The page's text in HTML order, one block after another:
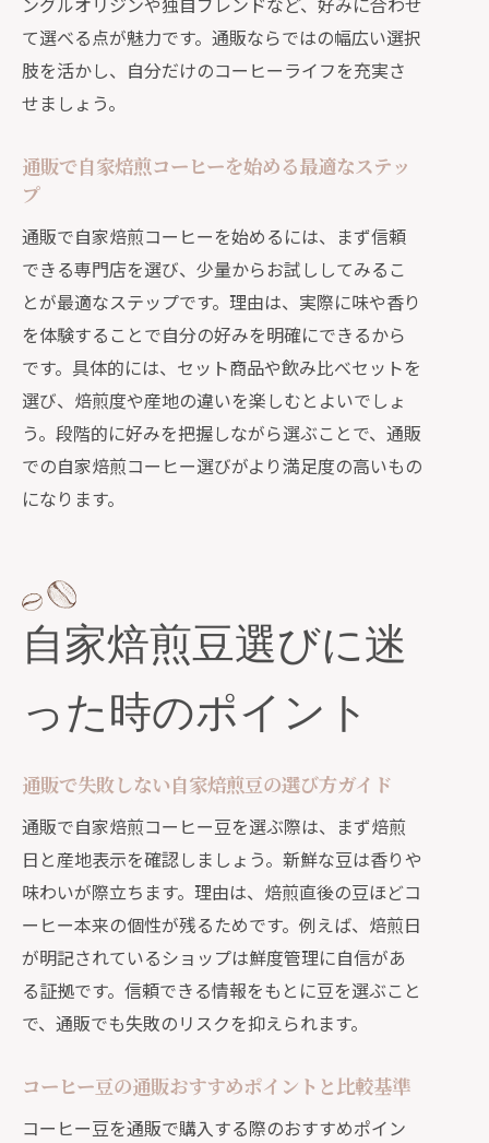
立するコツ
通販ランキングを活用したお得な選択
術
める方法
通販で実現する自分好みのコーヒータ
イム
自家焙煎豆通販で体感する新しい味の
発見
通販おすすめの選び方で理想の一杯を
実現
コーヒー豆専門店通販ならではの満足
体験
口コミやランキング活用で理想のコー
口コミから学ぶ自家焙煎コーヒーの選び方
通販の口コミで自家焙煎コーヒーを賢
く選ぶ方法
極め方
ランキングや評判を活用した通販選び
のコツ
通販で失敗しないための口コミ活用ポ
イント
自家焙煎コーヒー通販のリアルな評価
を知る
通販口コミで話題のコーヒー豆を試す
自宅で始まる通販自家焙煎コーヒー生活
て選べる点が魅力です。通販ならではの幅広い選択
肢を活かし、自分だけのコーヒーライフを充実さ
せましょう。
通販で自家焙煎コーヒーを始める最適なステッ
プ
通販で自家焙煎コーヒーを始めるには、まず信頼
できる専門店を選び、少量からお試ししてみるこ
とが最適なステップです。理由は、実際に味や香り
を体験することで自分の好みを明確にできるから
です。具体的には、セット商品や飲み比べセットを
選び、焙煎度や産地の違いを楽しむとよいでしょ
う。段階的に好みを把握しながら選ぶことで、通販
での自家焙煎コーヒー選びがより満足度の高いもの
になります。
自家焙煎豆選びに迷
った時のポイント
通販で失敗しない自家焙煎豆の選び方ガイド
通販で自家焙煎コーヒー豆を選ぶ際は、まず焙煎
日と産地表示を確認しましょう。新鮮な豆は香りや
味わいが際立ちます。理由は、焙煎直後の豆ほどコ
ーヒー本来の個性が残るためです。例えば、焙煎日
が明記されているショップは鮮度管理に自信があ
る証拠です。信頼できる情報をもとに豆を選ぶこと
で、通販でも失敗のリスクを抑えられます。
コーヒー豆の通販おすすめポイントと比較基準
コーヒー豆を通販で購入する際のおすすめポイン